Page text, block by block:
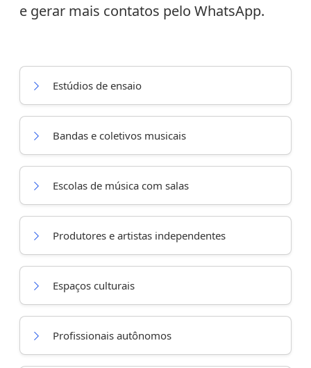
e gerar mais contatos pelo WhatsApp.
Estúdios de ensaio
Bandas e coletivos musicais
Escolas de música com salas
Produtores e artistas independentes
Espaços culturais
Profissionais autônomos